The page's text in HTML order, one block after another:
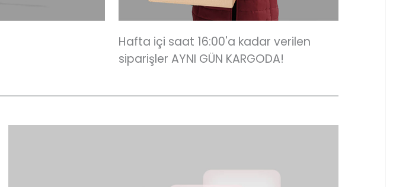
Hafta içi saat 16:00'a kadar verilen
siparişler AYNI GÜN KARGODA!